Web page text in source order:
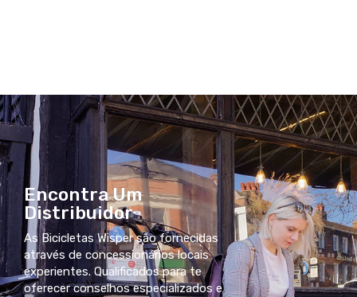
Encontra Um
Distribuidor
As Bicicletas Wisper são fornecidas
através de concessionários locais
experientes. Qualificados para te
oferecer conselhos especializados e